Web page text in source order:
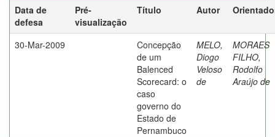
Data de
defesa
Pré-
visualização
Título Autor
30-Mar-2009
Concepção
de um
Balenced
Scorecard: o
caso
governo do
Estado de
Pernambuco
MELO,
Diogo
Veloso
de
MORAES
FILHO,
Rodolfo
Araújo de